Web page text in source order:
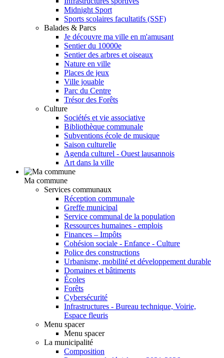
Midnight Sport
Sports scolaires facultatifs (SSF)
Balades & Parcs
Je découvre ma ville en m'amusant
Sentier du 10000e
Sentier des arbres et oiseaux
Nature en ville
Places de jeux
Ville jouable
Parc du Centre
Trésor des Forêts
Culture
Sociétés et vie associative
Bibliothèque communale
Subventions école de musique
Saison culturelle
Agenda culturel - Ouest lausannois
Art dans la ville
Ma commune
Services communaux
Réception communale
Greffe municipal
Service communal de la population
Ressources humaines - emplois
Finances – Impôts
Cohésion sociale - Enfance - Culture
Police des constructions
Urbanisme, mobilité et développement durable
Domaines et bâtiments
Écoles
Forêts
Cybersécurité
Infrastructures - Bureau technique, Voirie,
Espace fleuris
Menu spacer
Menu spacer
La municipalité
Composition